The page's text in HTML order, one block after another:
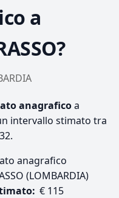
a
anagraficoa
intervallo stimato tra
anagrafico
(LOMBARDIA)
€ 115